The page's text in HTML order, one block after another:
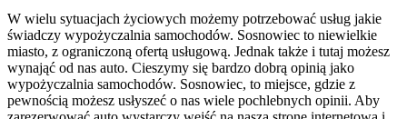
W wielu sytuacjach życiowych możemy potrzebować usług jakie
świadczy wypożyczalnia samochodów. Sosnowiec to niewielkie
miasto, z ograniczoną ofertą usługową. Jednak także i tutaj możesz
wynająć od nas auto. Cieszymy się bardzo dobrą opinią jako
wypożyczalnia samochodów. Sosnowiec, to miejsce, gdzie z
pewnością możesz usłyszeć o nas wiele pochlebnych opinii. Aby